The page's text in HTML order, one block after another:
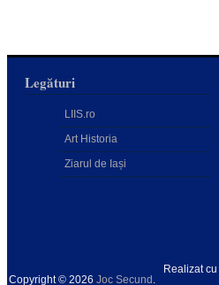
Legături
LIIS.ro
Art Historia
Ziarul de Iași
Copyright © 2026 Joc Secund .
Realizat cu